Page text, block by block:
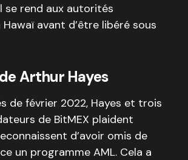
se rend aux autorités
avant d’être libéré sous
Arthur Hayes
de février 2022, Hayes et trois
de BitMEX plaident
d’avoir omis de
un programme AML. Cela a